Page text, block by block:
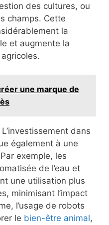
des cultures, ou
champs. Cette
la
et augmente la
une marque de
L’investissement dans
également à une
exemple, les
de l’eau et
une utilisation plus
minimisant l’impact
l’usage de robots
le bien-être animal,